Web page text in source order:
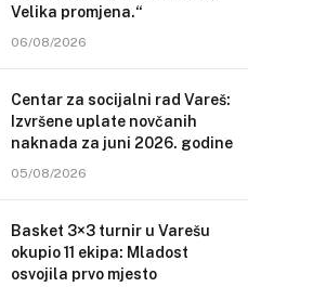
Velika promjena.“
06/08/2026
Centar za socijalni rad Vareš:
Izvršene uplate novčanih
naknada za juni 2026. godine
05/08/2026
Basket 3×3 turnir u Varešu
okupio 11 ekipa: Mladost
osvojila prvo mjesto